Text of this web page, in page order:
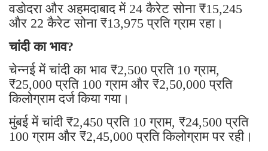
वडोदरा और अहमदाबाद में 24 कैरेट सोना ₹15,245
और 22 कैरेट सोना ₹13,975 प्रति ग्राम रहा।
चांदी का भाव?
चेन्नई में चांदी का भाव ₹2,500 प्रति 10 ग्राम,
₹25,000 प्रति 100 ग्राम और ₹2,50,000 प्रति
किलोग्राम दर्ज किया गया।
मुंबई में चांदी ₹2,450 प्रति 10 ग्राम, ₹24,500 प्रति
100 ग्राम और ₹2,45,000 प्रति किलोग्राम पर रही।